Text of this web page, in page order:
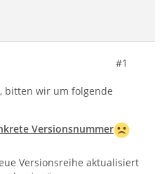
#1
bitten wir um folgende
Versionsnummer
Versionsreihe aktualisiert